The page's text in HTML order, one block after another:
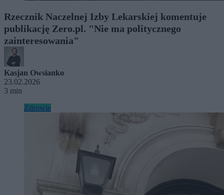
Rzecznik Naczelnej Izby Lekarskiej komentuje
publikację Zero.pl. "Nie ma politycznego
zainteresowania"
Kasjan Owsianko
23.02.2026
3 min
Zdrowie